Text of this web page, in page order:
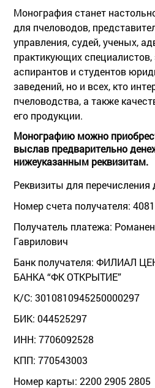
Монография станет
для пчеловодов,
управления, судей, ученых,
практикующих специалистов,
аспирантов и студентов
заведений, но и всех, кто
пчеловодства, а также
его продукции.
Монографию можно
выслав предварительно
нижеуказанным реквизитам.
Реквизиты для
Номер счета получателя:
Получатель платежа:
Гаврилович
Банк получателя: ФИЛИАЛ
БАНКА “ФК ОТКРЫТИЕ”
К/С: 3010810945250000297
БИК: 044525297
ИНН: 7706092528
КПП: 770543003
Номер карты: 2200 2905 2805